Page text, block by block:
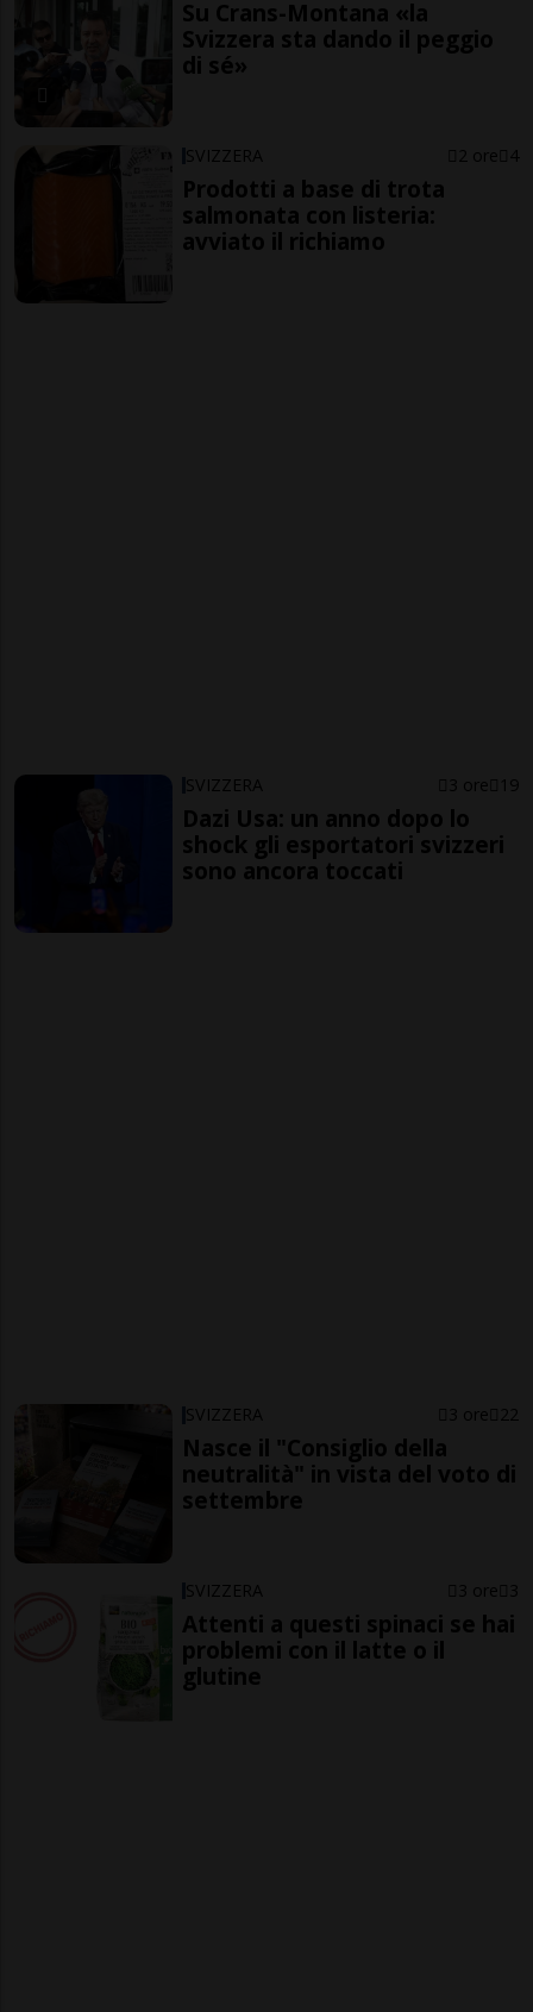
Su Crans-Montana «la
Svizzera sta dando il peggio
di sé»
SVIZZERA 2 ore 4
Prodotti a base di trota
salmonata con listeria:
avviato il richiamo
SVIZZERA 3 ore 19
Dazi Usa: un anno dopo lo
shock gli esportatori svizzeri
sono ancora toccati
SVIZZERA 3 ore 22
Nasce il "Consiglio della
neutralità" in vista del voto di
settembre
SVIZZERA 3 ore 3
Attenti a questi spinaci se hai
problemi con il latte o il
glutine